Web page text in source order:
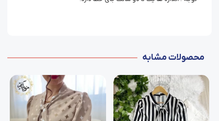
محصولات مشابه